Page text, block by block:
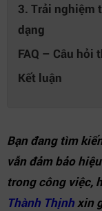
3. Trải nghiệm
dạng
FAQ – Câu hỏi
Kết luận
Bạn đang tìm
vẫn đảm bảo
trong công việc,
Thành Thịnhxin